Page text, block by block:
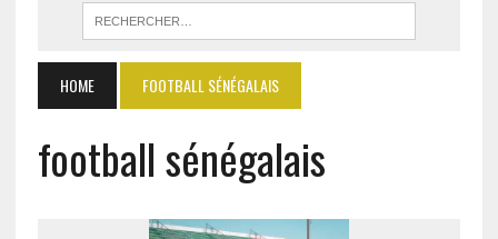
HOME FOOTBALL SÉNÉGALAIS
football sénégalais